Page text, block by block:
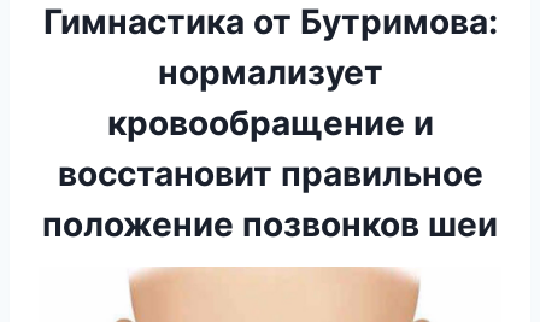
Гимнастика от Бутримова:
нормализует
кровообращение и
восстановит правильное
положение позвонков шеи